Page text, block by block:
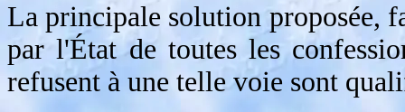
La principale solution proposée,
par l'État de toutes les
refusent à une telle voie sont